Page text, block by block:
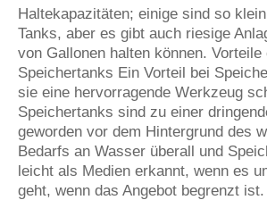
Haltekapazitäten; einige sind so
Tanks, aber es gibt auch riesige
von Gallonen halten können. Vorteile
Speichertanks Ein Vorteil bei
sie eine hervorragende Werkzeug
Speichertanks sind zu einer
geworden vor dem Hintergrund des
Bedarfs an Wasser überall und
leicht als Medien erkannt, wenn es
geht, wenn das Angebot begrenzt